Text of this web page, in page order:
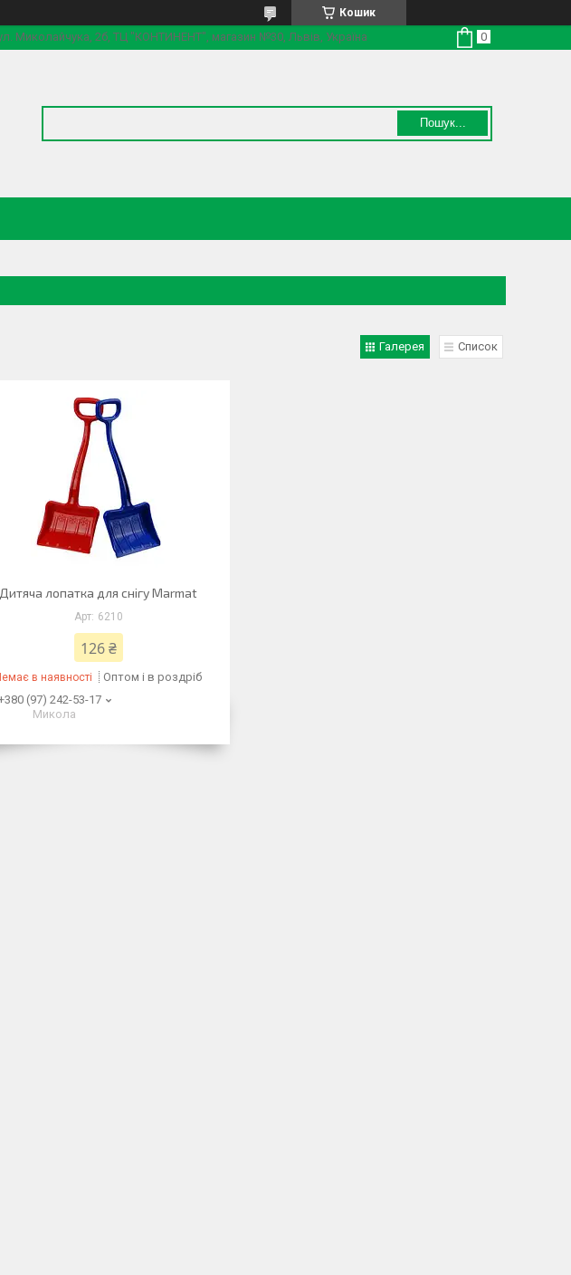
Кошик
Миколайчука, 2б, ТЦ "КОНТИНЕНТ", магазин №30, Львів, Україна
Пошук...
Галерея Список
Дитяча лопатка для снігу Marmat
6210
126 ₴
в наявності
Оптом і в роздріб
(97) 242-53-17
Микола